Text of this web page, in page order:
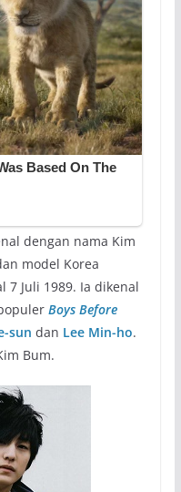
dengan nama Kim
model Korea
7 Juli 1989. Ia dikenal
Boys Before
sun dan Lee Min-ho.
Bum.